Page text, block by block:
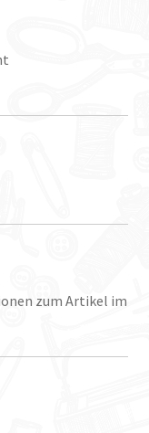
zum Artikel im